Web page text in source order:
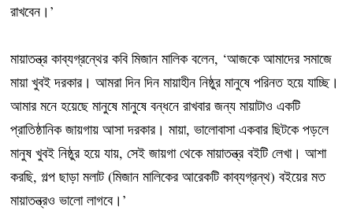
রাখবেন।’
মায়াতন্ত্র কাব্যগ্রন্থের কবি মিজান মালিক বলেন, ‘আজকে আমাদের সমাজে
মায়া খুবই দরকার। আমরা দিন দিন মায়াহীন নিষ্ঠুর মানুষে পরিনত হয়ে যাচ্ছি।
আমার মনে হয়েছে মানুষে মানুষে বন্ধনে রাখবার জন্য মায়াটাও একটি
প্রাতিষ্ঠানিক জায়গায় আসা দরকার। মায়া, ভালোবাসা একবার ছিটকে পড়লে
মানুষ খুবই নিষ্ঠুর হয়ে যায়, সেই জায়গা থেকে মায়াতন্ত্র বইটি লেখা। আশা
করছি, গল্প ছাড়া মলাট (মিজান মালিকের আরেকটি কাব্যগ্রন্থ) বইয়ের মত
মায়াতন্ত্রও ভালো লাগবে।’